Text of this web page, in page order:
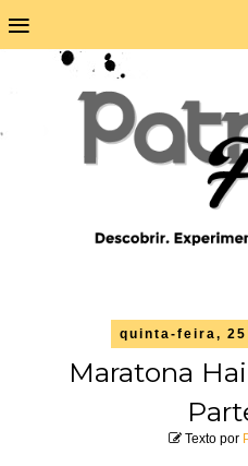
≡
quinta-feira,
Maratona
Texto por